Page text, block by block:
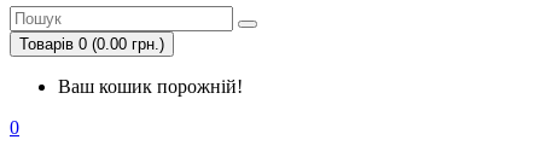
Товарів 0 (0.00 грн.)
Ваш кошик порожній!
0